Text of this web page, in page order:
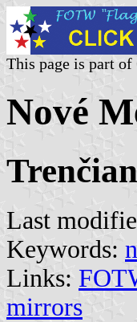
This page is part
Nové
Last
Keywords:
Links:
mirrors